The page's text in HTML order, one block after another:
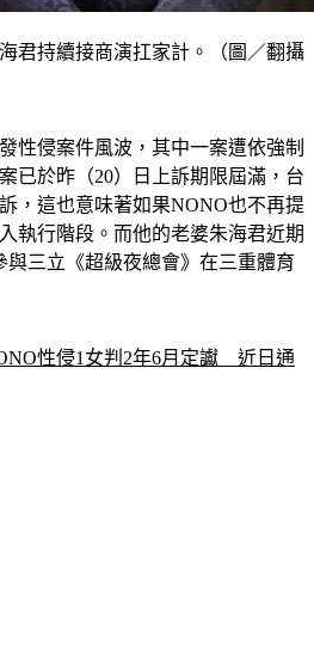
已於昨（20）日上訴期限屆滿，台
，這也意味著如果NONO也不再提
執行階段。而他的老婆朱海君近期
與三立《超級夜總會》在三重體育